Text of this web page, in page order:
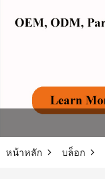
หน้าหลัก บล็อก